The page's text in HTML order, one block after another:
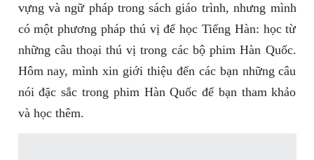
vựng và ngữ pháp trong sách giáo trình, nhưng mình
có một phương pháp thú vị để học Tiếng Hàn: học từ
những câu thoại thú vị trong các bộ phim Hàn Quốc.
Hôm nay, mình xin giới thiệu đến các bạn những câu
nói đặc sắc trong phim Hàn Quốc để bạn tham khảo
và học thêm.